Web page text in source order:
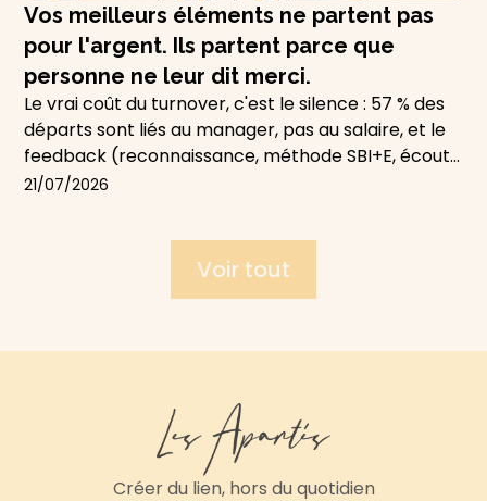
Vos meilleurs éléments ne partent pas
pour l'argent. Ils partent parce que
personne ne leur dit merci.
Le vrai coût du turnover, c'est le silence : 57 % des
départs sont liés au manager, pas au salaire, et le
feedback (reconnaissance, méthode SBI+E, écoute
active) reste le levier de rétention le moins cher et
mettre en place — et pourquoi un atelier dédié,
hors du bureau, fonctionne mieux qu'un feedback
21/07/2026
Voir tout
Créer du lien, hors du quotidien